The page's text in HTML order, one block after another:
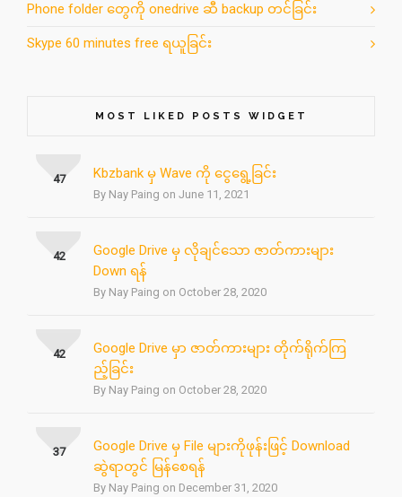
Phone folder တွေကို onedrive ဆီ backup တင်ခြင်း
Skype 60 minutes free ရယူခြင်း
MOST LIKED POSTS WIDGET
Kbzbank မှ Wave ကို ငွေရွေ့ခြင်း
By Nay Paing on June 11, 2021
47
Google Drive မှ လိုချင်သော ဇာတ်ကားများ
Down ရန်
By Nay Paing on October 28, 2020
42
Google Drive မှာ ဇာတ်ကားများ တိုက်ရိုက်ကြ
ည့်ခြင်း
By Nay Paing on October 28, 2020
42
Google Drive မှ File များကိုဖုန်းဖြင့် Download
ဆွဲရာတွင် မြန်စေရန်
By Nay Paing on December 31, 2020
37